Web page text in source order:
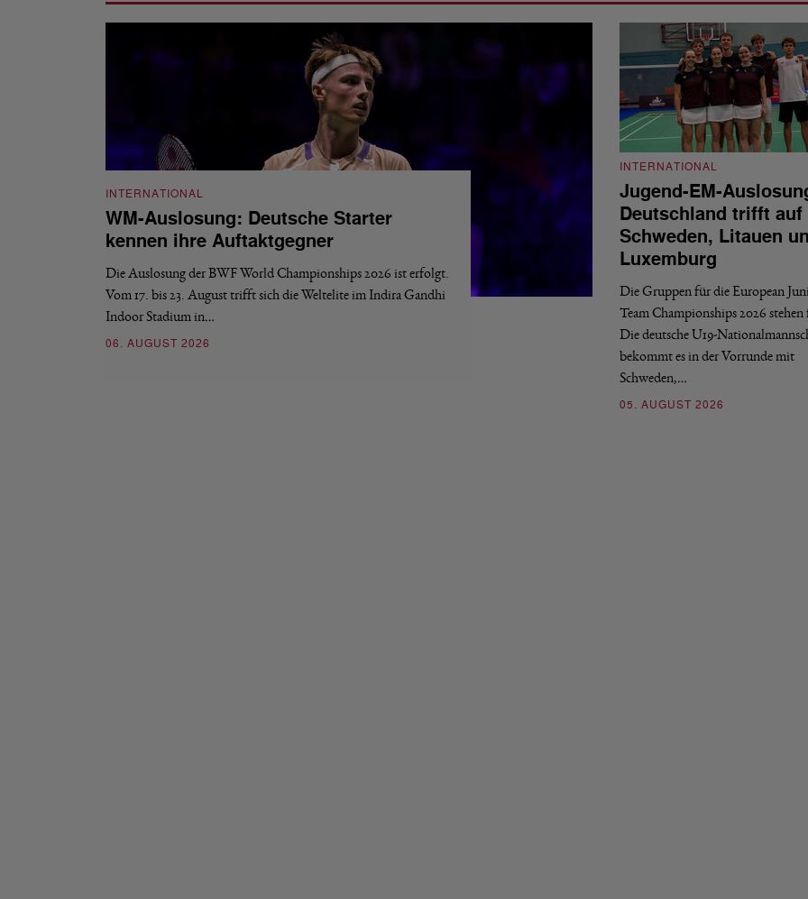
INTERNATIONAL
WM-Auslosung: Deutsche Starter
kennen ihre Auftaktgegner
Die Auslosung der BWF World Championships 2026 ist erfolgt.
Vom 17. bis 23. August trifft sich die Weltelite im Indira Gandhi
Indoor Stadium in…
06. AUGUST 2026
INTERNATIONAL
Jugend-EM-
Deutschland trifft auf
Schweden, Litauen
Luxemburg
Die Gruppen für die European
Team Championships 2026 stehen
Die deutsche U19-
bekommt es in der Vorrunde mit
Schweden,…
05. AUGUST 2026